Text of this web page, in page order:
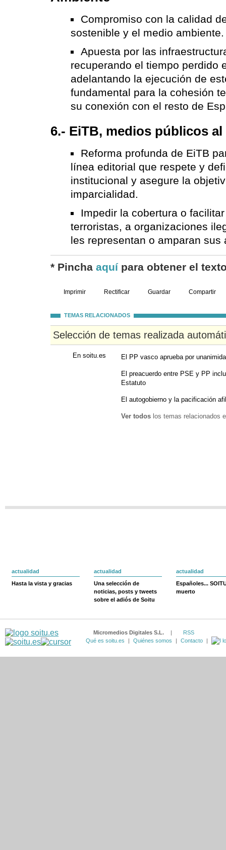
Compromiso con la calidad
sostenible y el medio ambiente.
Apuesta por las
recuperando el tiempo perdido
adelantando la ejecución de
fundamental para la cohesión
su conexión con el resto de
6.- EiTB, medios públicos
Reforma profunda de EiTB
línea editorial que respete y
institucional y asegure la
imparcialidad.
Impedir la cobertura o
terroristas, a organizaciones
les representan o amparan sus
* Pincha aquípara obtener el
Imprimir Rectificar Guardar Compartir
TEMAS RELACIONADOS
Selección de temas realizada
En soitu.es El PP vasco aprueba por
El preacuerdo entre PSE y PP
Estatuto
El autogobierno y la pacificación
Ver todos los temas relacionados
actualidad
Hasta la vista y gracias
actualidad
Una selección de
noticias, posts y tweets
sobre el adiós de Soitu
actualidad
Españoles...
muerto
Micromedios Digitales S.L. |
RSS
Qué es soitu.es
| Quiénes somos | Contacto |